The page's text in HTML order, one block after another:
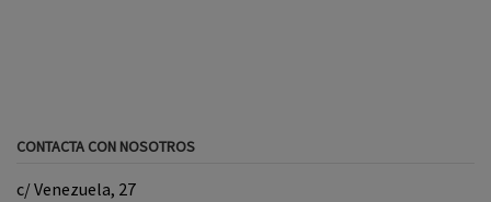
CONTACTA CON NOSOTROS
c/ Venezuela, 27